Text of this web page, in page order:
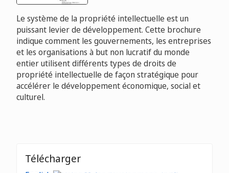
Le système de la propriété intellectuelle est un
puissant levier de développement. Cette brochure
indique comment les gouvernements, les entreprises
et les organisations à but non lucratif du monde
entier utilisent différents types de droits de
propriété intellectuelle de façon stratégique pour
accélérer le développement économique, social et
culturel.
Télécharger